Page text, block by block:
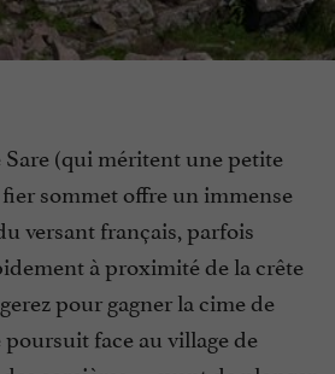
(qui méritent une petite
sommet offre un immense
versant français, parfois
à proximité de la crête
pour gagner la cime de
face au village de